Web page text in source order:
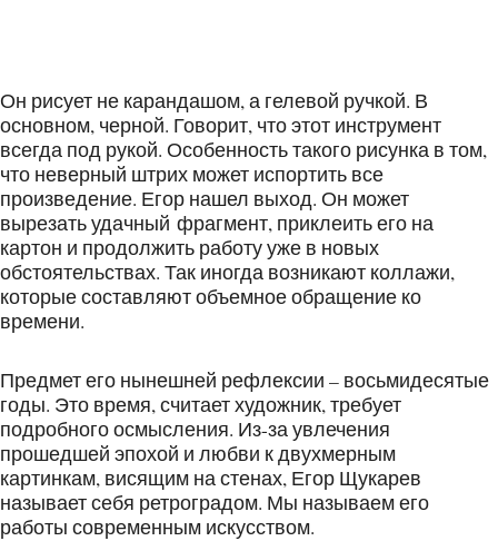
Он рисует не карандашом, а гелевой ручкой. В
основном, черной. Говорит, что этот инструмент
всегда под рукой. Особенность такого рисунка в том,
что неверный штрих может испортить все
произведение. Егор нашел выход. Он может
вырезать удачный фрагмент, приклеить его на
картон и продолжить работу уже в новых
обстоятельствах. Так иногда возникают коллажи,
которые составляют объемное обращение ко
времени.
Предмет его нынешней рефлексии – восьмидесятые
годы. Это время, считает художник, требует
подробного осмысления. Из-за увлечения
прошедшей эпохой и любви к двухмерным
картинкам, висящим на стенах, Егор Щукарев
называет себя ретроградом. Мы называем его
работы современным искусством.